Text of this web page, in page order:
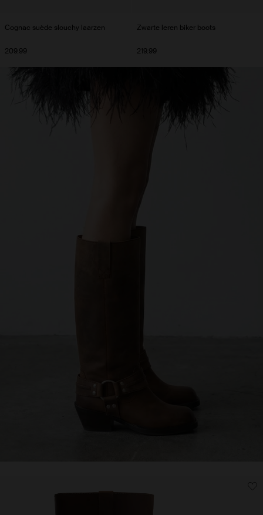
Cognac suède slouchy laarzen
209.99
Zwarte leren biker boots
219.99